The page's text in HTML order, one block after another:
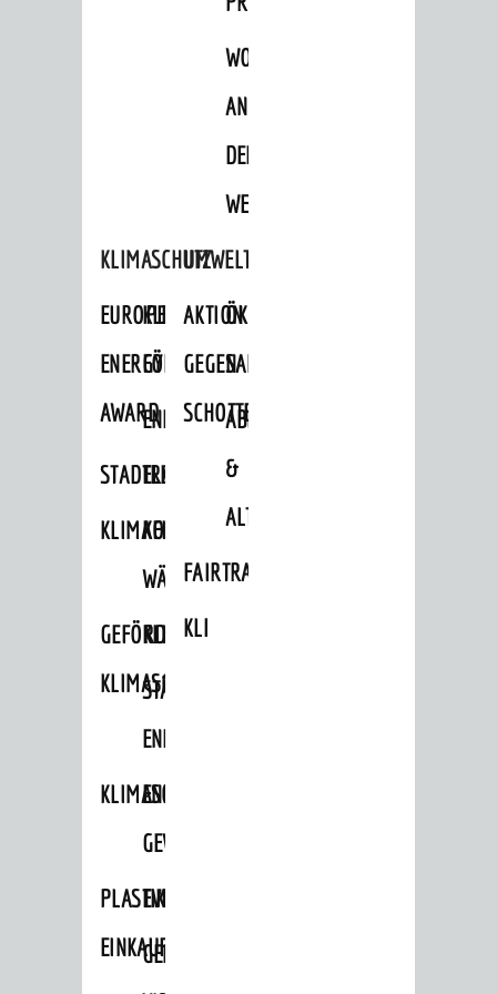
WOHNBEBAUUNG
AN
DER
WEINBERGSTRASSE
KLIMASCHUTZ
EUROPEAN
ENERGY
AWARD
KLIMASCHUTZ-
FÖRDERPROGRAMME
ENERGIEBERATUNG
STADTRADELN
ELEKTROMOBILITÄTSBERATUNG
KLIMAFITKOMMUNALE
WÄRMEPLANUNG
GEFÖRDERTE
KLIMASCHUTZMASSNAHMEN
KLIMASCHUTZKONZEPT
STÄDTISCHES
ENERGIEMANAGEMENT
KLIMASCHUTZKOMMISSION
ENERGIEKARAWANE
GEWERBE
PLASTIKTÜTENFREIE
EINKAUFSSTADT
EVENTS
GEMEINSAME
UMWELTSCHUTZ
AKTION
GEGEN
SCHOTTERGÄRTEN
ÖKOLOGISCHE
SANIERUNG/WAIDSEE
ABFALL
&
ALTLASTEN
FAIRTRADE
KLEIDERTAUSCHBÖRSE